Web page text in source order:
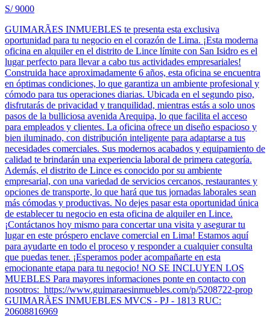
S/ 9000
GUIMARÃES INMUEBLES te presenta esta exclusiva
oportunidad para tu negocio en el corazón de Lima. ¡Esta moderna
oficina en alquiler en el distrito de Lince límite con San Isidro es el
lugar perfecto para llevar a cabo tus actividades empresariales!
Construida hace aproximadamente 6 años, esta oficina se encuentra
en óptimas condiciones, lo que garantiza un ambiente profesional y
cómodo para tus operaciones diarias. Ubicada en el segundo piso,
disfrutarás de privacidad y tranquilidad, mientras estás a solo unos
pasos de la bulliciosa avenida Arequipa, lo que facilita el acceso
para empleados y clientes. La oficina ofrece un diseño espacioso y
bien iluminado, con distribución inteligente para adaptarse a tus
necesidades comerciales. Sus modernos acabados y equipamiento de
calidad te brindarán una experiencia laboral de primera categoría.
Además, el distrito de Lince es conocido por su ambiente
empresarial, con una variedad de servicios cercanos, restaurantes y
opciones de transporte, lo que hará que tus jornadas laborales sean
más cómodas y productivas. No dejes pasar esta oportunidad única
de establecer tu negocio en esta oficina de alquiler en Lince.
¡Contáctanos hoy mismo para concertar una visita y asegurar tu
lugar en este próspero enclave comercial en Lima! Estamos aquí
para ayudarte en todo el proceso y responder a cualquier consulta
que puedas tener. ¡Esperamos poder acompañarte en esta
emocionante etapa para tu negocio! NO SE INCLUYEN LOS
MUEBLES Para mayores informaciones ponte en contacto con
nosotros: https://www.guimaraesinmuebles.com/p/5208722-prop
GUIMARÃES INMUEBLES MVCS - PJ - 1813 RUC:
20608816969